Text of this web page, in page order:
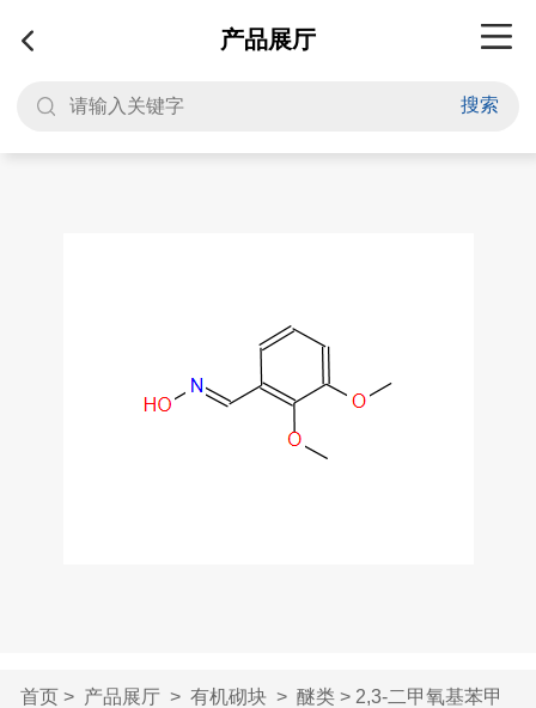
产品展厅
搜索
首页> 产品展厅> 有机砌块> 醚类> 2,3-二甲氧基苯甲